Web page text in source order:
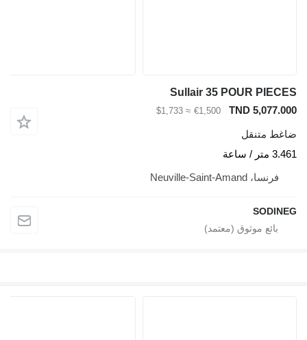
Sullair 35 POUR
TND
€1,500
≈ $1,733
متنقل
متر / ساعة
فرنسا، Neuville-Saint-Amand